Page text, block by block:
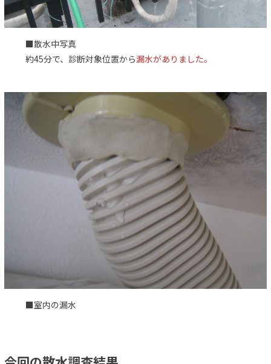
■散水中写真
約45分で、診断対象位置から漏水がありました。
■室内の漏水